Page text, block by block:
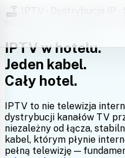
router
IPTV w hotelu.
Jeden kabel.
Cały hotel.
IPTV to nie telewizja
dystrybucji kanałów TV
niezależny od łącza,
kabel, którym płynie
pełną telewizję —